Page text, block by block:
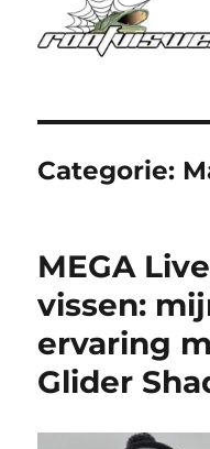
Categorie:
MEGA
vissen:
ervaring
Glider